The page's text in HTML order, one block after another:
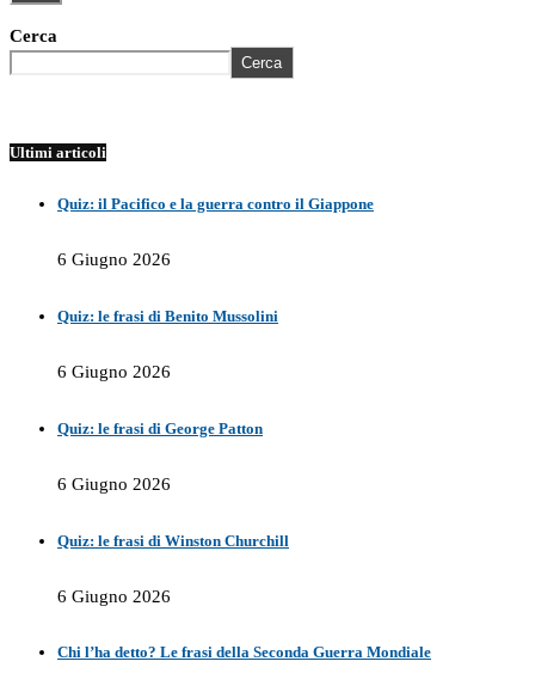
Cerca
Cerca
Ultimi articoli
Quiz: il Pacifico e la guerra contro il Giappone
6 Giugno 2026
Quiz: le frasi di Benito Mussolini
6 Giugno 2026
Quiz: le frasi di George Patton
6 Giugno 2026
Quiz: le frasi di Winston Churchill
6 Giugno 2026
Chi l’ha detto? Le frasi della Seconda Guerra Mondiale